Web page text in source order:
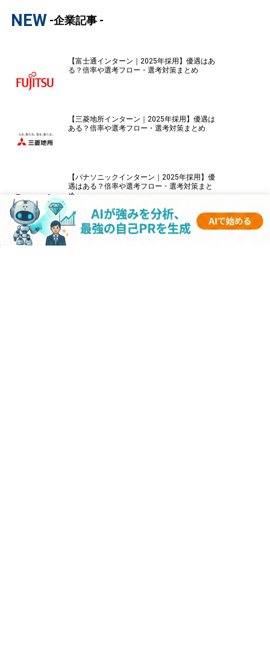
NEW -企業記事 -
【富士通インターン｜2025年採用】優遇はあ
る？倍率や選考フロー・選考対策まとめ
【三菱地所インターン｜2025年採用】優遇は
ある？倍率や選考フロー・選考対策まとめ
【パナソニックインターン｜2025年採用】優
遇はある？倍率や選考フロー・選考対策まと
め
【伊藤忠商事インターン｜2025年採用】優遇